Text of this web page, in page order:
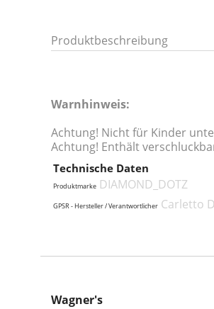
Produktbeschreibung
Warnhinweis:
Achtung! Nicht für Kinder
Achtung! Enthält
Technische Daten
Produktmarke DIAMOND_DOTZ
GPSR - Hersteller / Verantwortlicher Carletto
Wagner's